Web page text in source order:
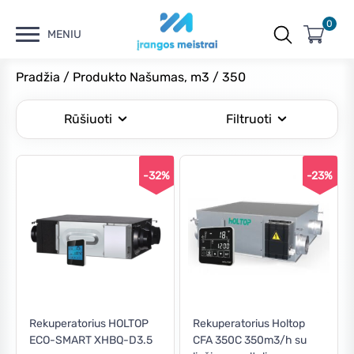
MENIU
0
Pradžia / Produkto Našumas, m3 / 350
Rūšiuoti Filtruoti
Kaina
Kaina: €970 — €1,650
-32%
Rekuperatorius HOLTOP
ECO-SMART XHBQ-D3.5
-23%
Rekuperatorius Holtop
CFA 350C 350m3/h su